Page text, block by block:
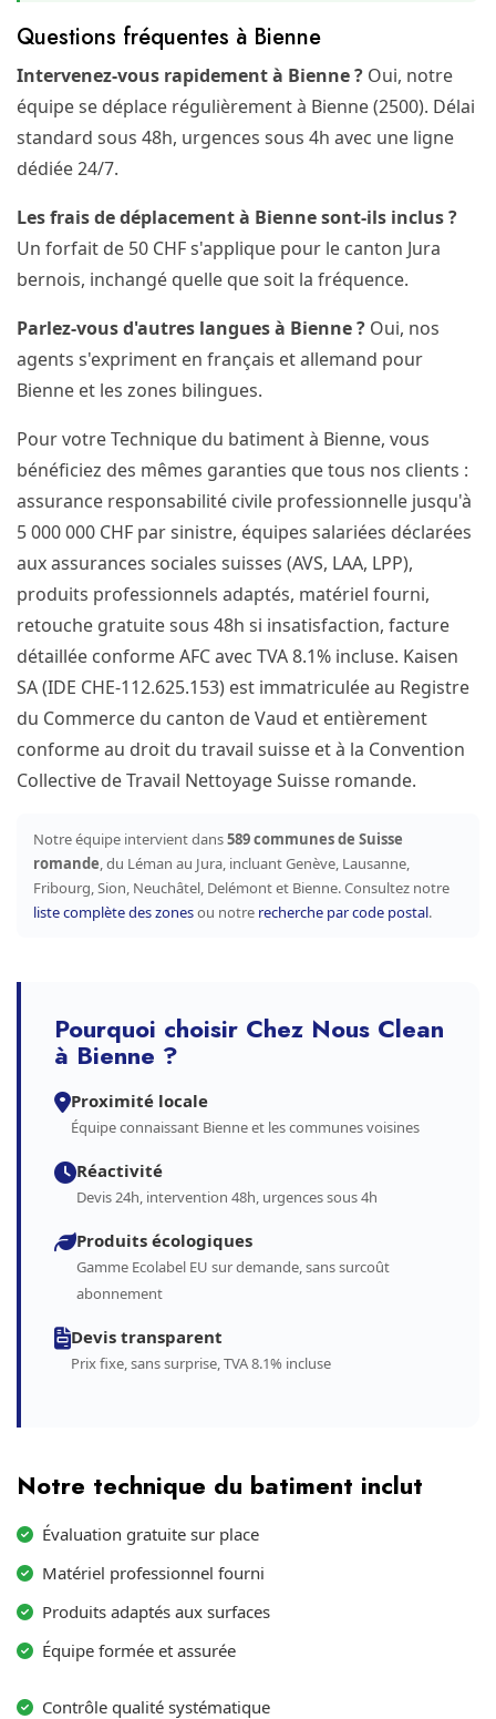
Questions fréquentes à Bienne
Intervenez-vous rapidement à Bienne ? Oui, notre
équipe se déplace régulièrement à Bienne (2500). Délai
standard sous 48h, urgences sous 4h avec une ligne
dédiée 24/7.
Les frais de déplacement à Bienne sont-ils inclus ?
Un forfait de 50 CHF s'applique pour le canton Jura
bernois, inchangé quelle que soit la fréquence.
Parlez-vous d'autres langues à Bienne ? Oui, nos
agents s'expriment en français et allemand pour
Bienne et les zones bilingues.
Pour votre Technique du batiment à Bienne, vous
bénéficiez des mêmes garanties que tous nos clients :
assurance responsabilité civile professionnelle jusqu'à
5 000 000 CHF par sinistre, équipes salariées déclarées
aux assurances sociales suisses (AVS, LAA, LPP),
produits professionnels adaptés, matériel fourni,
retouche gratuite sous 48h si insatisfaction, facture
détaillée conforme AFC avec TVA 8.1% incluse. Kaisen
SA (IDE CHE-112.625.153) est immatriculée au Registre
du Commerce du canton de Vaud et entièrement
conforme au droit du travail suisse et à la Convention
Collective de Travail Nettoyage Suisse romande.
Notre équipe intervient dans589 communes de Suisse
romande, du Léman au Jura, incluant Genève, Lausanne,
Fribourg, Sion, Neuchâtel, Delémont et Bienne. Consultez notre
liste complète des zonesou notre recherche par code postal.
Pourquoi choisir Chez Nous Clean
à Bienne ?
Proximité locale
Équipe connaissant Bienne et les communes voisines
Réactivité
Devis 24h, intervention 48h, urgences sous 4h
Produits écologiques
Gamme Ecolabel EU sur demande, sans surcoût
abonnement
Devis transparent
Prix fixe, sans surprise, TVA 8.1% incluse
Notre technique du batiment inclut
Évaluation gratuite sur place
Matériel professionnel fourni
Produits adaptés aux surfaces
Équipe formée et assurée
Contrôle qualité systématique